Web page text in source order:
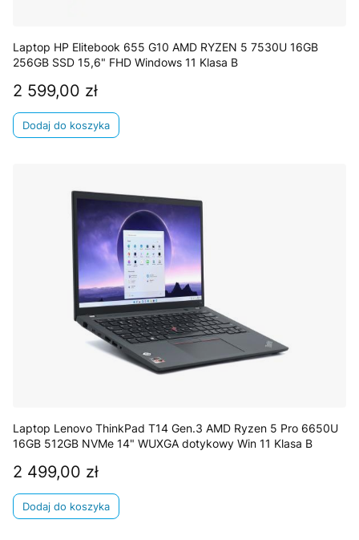
Laptop HP Elitebook 655 G10 AMD RYZEN 5 7530U 16GB
256GB SSD 15,6" FHD Windows 11 Klasa B
Cena
2 599,00 zł
Dodaj do koszyka
Laptop Lenovo ThinkPad T14 Gen.3 AMD Ryzen 5 Pro 6650U
16GB 512GB NVMe 14" WUXGA dotykowy Win 11 Klasa B
Cena
2 499,00 zł
Dodaj do koszyka